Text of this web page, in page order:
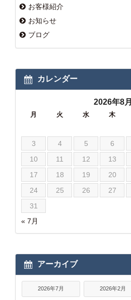
お客様紹介
お知らせ
ブログ
カレンダー
2026年8月
月 火 水 木
« 7月
3
4 5 6
10
11 12 13
17
18 19 20
24
25 26 27
31
アーカイブ
2026年7月 2026年2月